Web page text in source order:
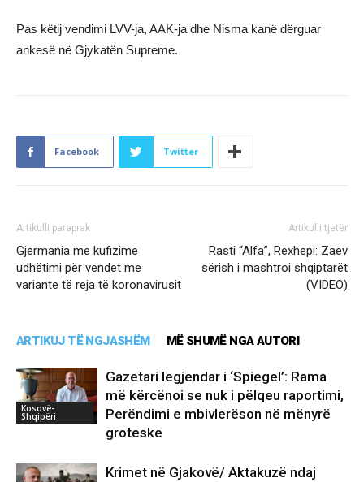
Pas këtij vendimi LVV-ja, AAK-ja dhe Nisma kanë dërguar
ankesë në Gjykatën Supreme.
Facebook Twitter
Artikulli paraprak
Gjermania me kufizime
udhëtimi për vendet me
variante të reja të koronavirusit
Artikulli tjetër
Rasti “Alfa”, Rexhepi: Zaev
sërish i mashtroi shqiptarët
(VIDEO)
ARTIKUJ TË NGJASHËM MË SHUMË NGA AUTORI
Kosovë-
Shqipëri
Gazetari legjendar i ‘Spiegel’: Rama
më kërcënoi se nuk i pëlqeu raportimi,
Perëndimi e mbivlerëson në mënyrë
groteske
Krimet në Gjakovë/ Aktakuzë ndaj